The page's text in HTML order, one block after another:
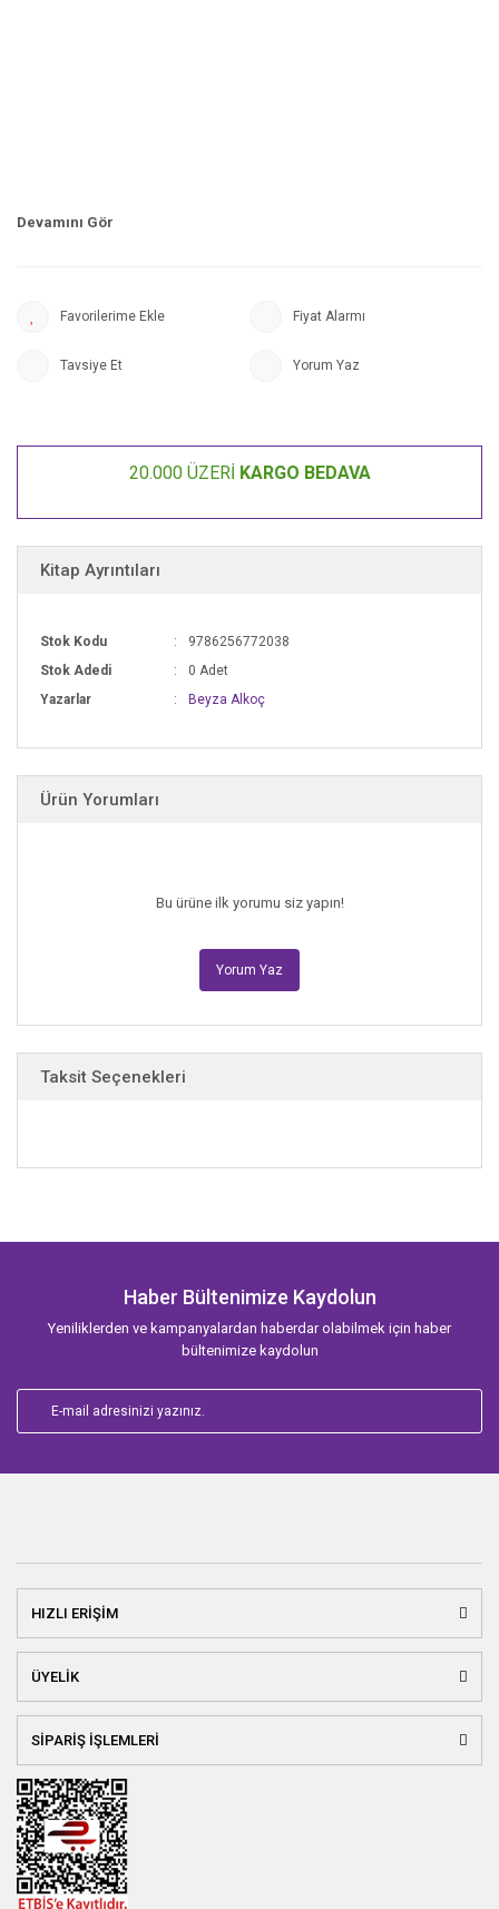
Fiyat Alarmı
Tavsiye Et Yorum Yaz
20.000 ÜZERİ KARGO BEDAVA
Kitap Ayrıntıları
Stok Kodu
9786256772038
Stok Adedi
0 Adet
Yazarlar
Beyza Alkoç
Ürün Yorumları
Bu ürüne ilk yorumu siz yapın!
Yorum Yaz
Taksit Seçenekleri
Haber Bültenimize Kaydolun
Yeniliklerden ve kampanyalardan haberdar olabilmek için haber
bültenimize kaydolun
HIZLI ERİŞİM
ÜYELİK
SİPARİŞ İŞLEMLERİ